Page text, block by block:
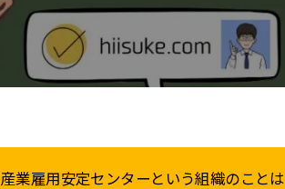
産業雇用安定センターという組織のことは